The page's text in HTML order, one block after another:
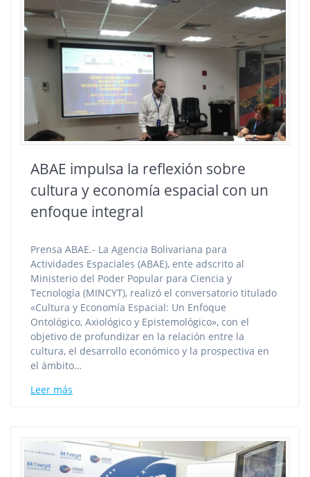
ABAE impulsa la reflexión sobre
cultura y economía espacial con un
enfoque integral
Prensa ABAE.- La Agencia Bolivariana para
Actividades Espaciales (ABAE), ente adscrito al
Ministerio del Poder Popular para Ciencia y
Tecnología (MINCYT), realizó el conversatorio titulado
«Cultura y Economía Espacial: Un Enfoque
Ontológico, Axiológico y Epistemológico», con el
objetivo de profundizar en la relación entre la
cultura, el desarrollo económico y la prospectiva en
el ámbito…
Leer más